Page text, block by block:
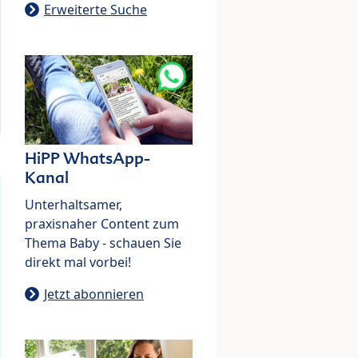
Erweiterte Suche
HiPP WhatsApp-
Kanal
Unterhaltsamer,
praxisnaher Content zum
Thema Baby - schauen Sie
direkt mal vorbei!
Jetzt abonnieren